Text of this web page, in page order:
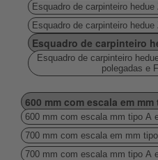
Esquadro de carpinteiro hedue
Esquadro de carpinteiro hedue
Esquadro de carpinteiro
Esquadro de carpinteiro
polegadas e
600 mm com escala em
600 mm com escala mm tipo A
700 mm com escala em mm
700 mm com escala mm tipo A